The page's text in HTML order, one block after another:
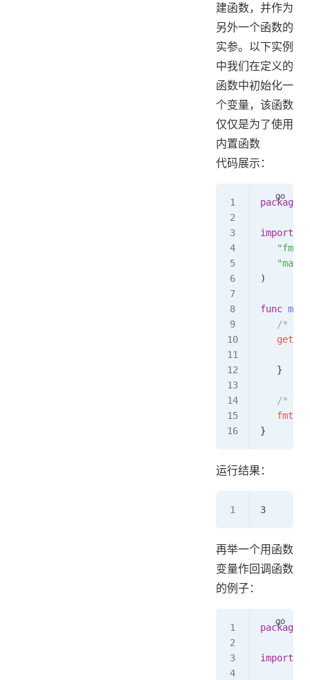
建函数，并作为
另外一个函数的
实参。以下实例
中我们在定义的
函数中初始化一
个变量，该函数
仅仅是为了使用
内置函数
代码展示：
package
import
   "fmt"
   "math"
)
func main
/* 声
   }
/* 使
   fmt
}
运行结果：
3
再举一个用函数
变量作回调函数
的例子：
package
import